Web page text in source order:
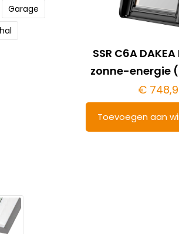
SSR C6A
zonne-energie
€
Toevoegen aan
Garage